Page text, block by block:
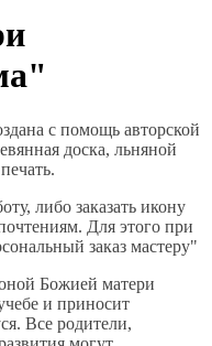
с помощь авторской
доска, льняной
либо заказать икону
Для этого при
заказ мастеру"
Божией матери
и приносит
Все родители,